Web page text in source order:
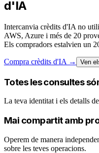
d'IA
Intercanvia crèdits d'IA no
AWS, Azure i més de 20
Els compradors estalvien un
Compra crèdits d'IA → Ven
Totes les consultes
La teva identitat i els detalls
Mai compartit amb
Operem de manera
sobre les teves operacions.